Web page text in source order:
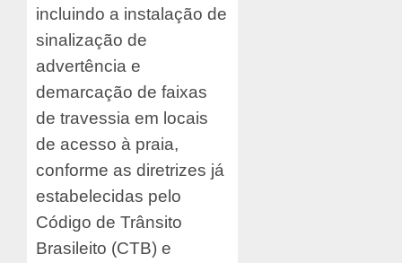
incluindo a instalação de
sinalização de
advertência e
demarcação de faixas
de travessia em locais
de acesso à praia,
conforme as diretrizes já
estabelecidas pelo
Código de Trânsito
Brasileito (CTB) e